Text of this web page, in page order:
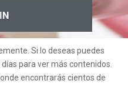
Si lo deseas puedes
para ver más contenidos.
encontrarás cientos de